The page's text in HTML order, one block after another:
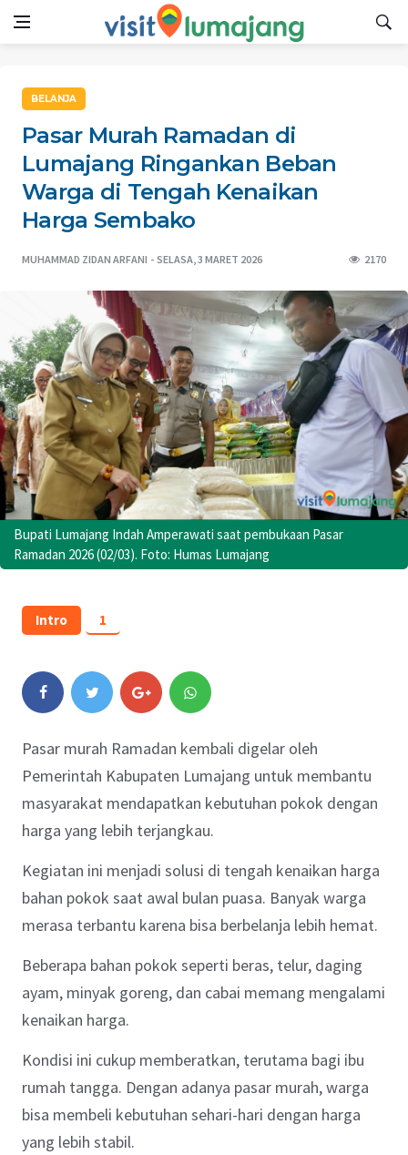
BELANJA
Pasar Murah Ramadan di
Lumajang Ringankan Beban
Warga di Tengah Kenaikan
Harga Sembako
MUHAMMAD ZIDAN ARFANI SELASA, 3 MARET 2026 2170
Bupati Lumajang Indah Amperawati saat pembukaan Pasar
Ramadan 2026 (02/03). Foto: Humas Lumajang
Intro 1
Pasar murah Ramadan kembali digelar oleh
Pemerintah Kabupaten Lumajang untuk membantu
masyarakat mendapatkan kebutuhan pokok dengan
harga yang lebih terjangkau.
Kegiatan ini menjadi solusi di tengah kenaikan harga
bahan pokok saat awal bulan puasa. Banyak warga
merasa terbantu karena bisa berbelanja lebih hemat.
Beberapa bahan pokok seperti beras, telur, daging
ayam, minyak goreng, dan cabai memang mengalami
kenaikan harga.
Kondisi ini cukup memberatkan, terutama bagi ibu
rumah tangga. Dengan adanya pasar murah, warga
bisa membeli kebutuhan sehari-hari dengan harga
yang lebih stabil.